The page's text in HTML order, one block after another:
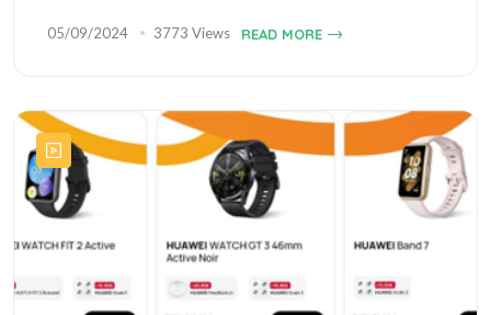
05/09/2024 3773 Views READ MORE